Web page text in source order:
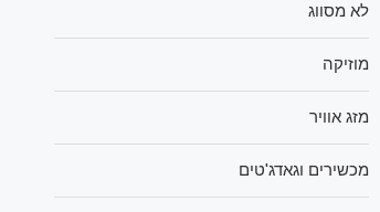
לא מסווג
מוזיקה
מזג אוויר
מכשירים וגאדג'טים